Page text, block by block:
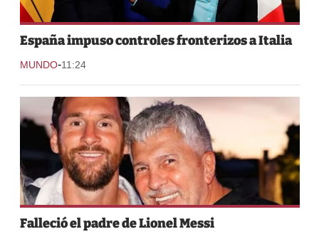
España impuso controles fronterizos a Italia
MUNDO-11:24
Falleció el padre de Lionel Messi